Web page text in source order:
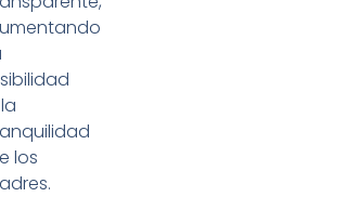
los